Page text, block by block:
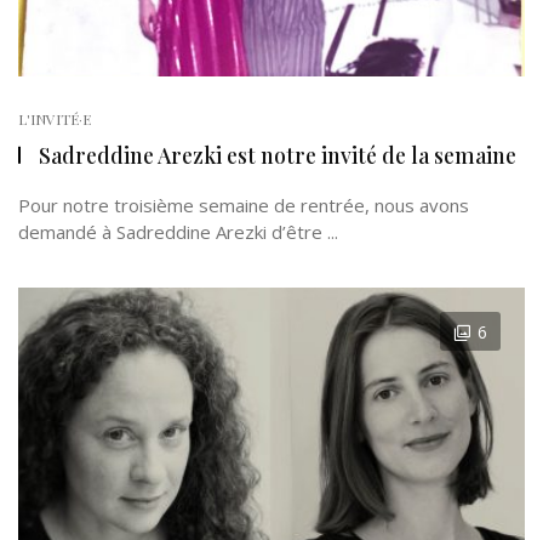
L'INVITÉ·E
Sadreddine Arezki est notre invité de la semaine
Pour notre troisième semaine de rentrée, nous avons
demandé à Sadreddine Arezki d’être ...
6